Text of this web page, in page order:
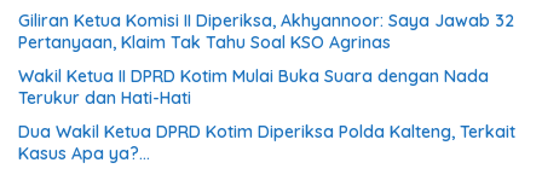
Giliran Ketua Komisi II Diperiksa, Akhyannoor: Saya Jawab 32
Pertanyaan, Klaim Tak Tahu Soal KSO Agrinas
Wakil Ketua II DPRD Kotim Mulai Buka Suara dengan Nada
Terukur dan Hati-Hati
Dua Wakil Ketua DPRD Kotim Diperiksa Polda Kalteng, Terkait
Kasus Apa ya?…